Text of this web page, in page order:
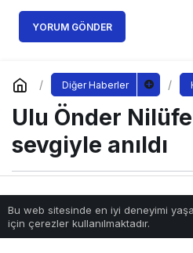
YORUM GÖNDER
Diğer Haberler
Ulu Önder
sevgiyle anıldı
Sağlıklı.Orgtarafından
10 Kasım 2022, 09:45
160
Bu web sitesinde en iyi deneyimi
için çerezler kullanılmaktadır.
Anasayfa Akış